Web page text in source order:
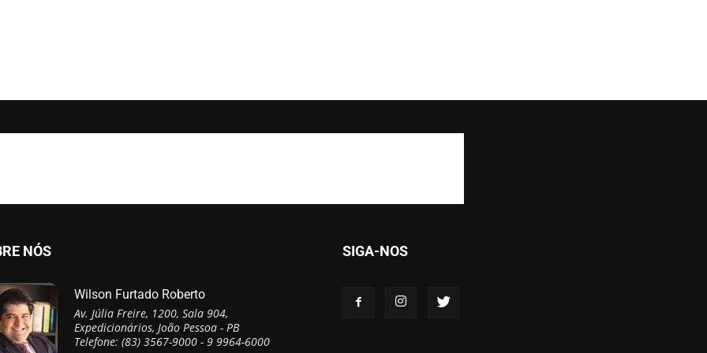
NÓS
Wilson Furtado Roberto
Av. Júlia Freire, 1200, Sala 904,
Expedicionários, João Pessoa - PB
Telefone: (83) 3567-9000 - 9 9964-6000
SIGA-NOS